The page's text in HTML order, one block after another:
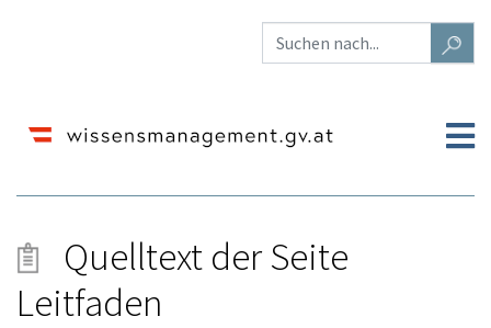
Quelltext der Seite
Leitfaden